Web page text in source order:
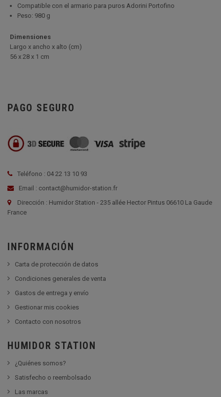
Compatible con el armario para puros Adorini Portofino
Peso: 980 g
Dimensiones
Largo x ancho x alto (cm)
56 x 28 x 1 cm
PAGO SEGURO
Teléfono : 04 22 13 10 93
Email : contact@humidor-station.fr
Dirección : Humidor Station - 235 allée Hector Pintus 06610 La Gaude
France
INFORMACIÓN
Carta de protección de datos
Condiciones generales de venta
Gastos de entrega y envío
Gestionar mis cookies
Contacto con nosotros
HUMIDOR STATION
¿Quiénes somos?
Satisfecho o reembolsado
Las marcas